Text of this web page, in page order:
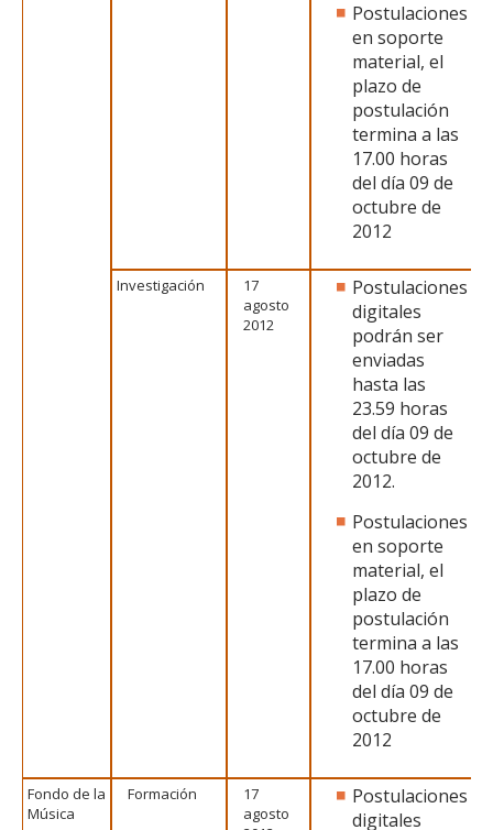
Postulaciones
en soporte
material, el
plazo de
postulación
termina a las
17.00 horas
del día 09 de
octubre de
2012
Investigación
17
agosto
2012
Postulaciones
digitales
podrán ser
enviadas
hasta las
23.59 horas
del día 09 de
octubre de
2012.
Postulaciones
en soporte
material, el
plazo de
postulación
termina a las
17.00 horas
del día 09 de
octubre de
2012
Fondo de la
Música
Formación
17
agosto
Postulaciones
digitales